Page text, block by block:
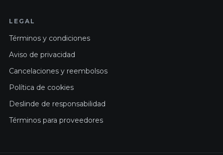
LEGAL
Términos y condiciones
Aviso de privacidad
Cancelaciones y reembolsos
Política de cookies
Deslinde de responsabilidad
Términos para proveedores